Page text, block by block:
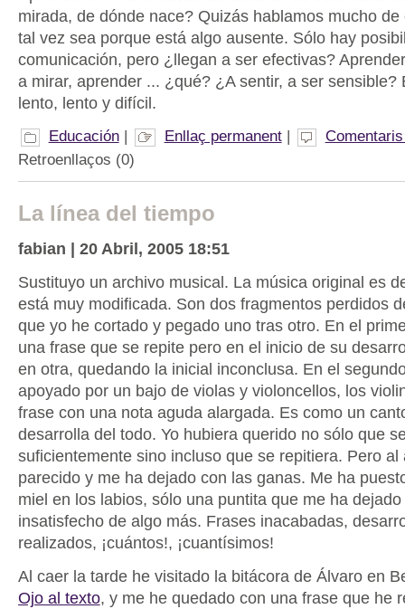
mirada, de dónde nace? Quizás hablamos mucho
tal vez sea porque está algo ausente. Sólo hay
comunicación, pero ¿llegan a ser efectivas?
a mirar, aprender ... ¿qué? ¿A sentir, a ser sensible?
lento, lento y difícil.
Educación| Enllaç permanent|
Retroenllaços (0)
La línea del tiempo
fabian | 20 Abril, 2005 18:51
Sustituyo un archivo musical. La música original es
está muy modificada. Son dos fragmentos perdidos
que yo he cortado y pegado uno tras otro. En el
una frase que se repite pero en el inicio de su
en otra, quedando la inicial inconclusa. En el
apoyado por un bajo de violas y violoncellos, los
frase con una nota aguda alargada. Es como un
desarrolla del todo. Yo hubiera querido no sólo que
suficientemente sino incluso que se repitiera. Pero al
parecido y me ha dejado con las ganas. Me ha
miel en los labios, sólo una puntita que me ha
insatisfecho de algo más. Frases inacabadas,
realizados, ¡cuántos!, ¡cuantísimos!
Al caer la tarde he visitado la bitácora de Álvaro en
Ojo al texto, y me he quedado con una frase que he